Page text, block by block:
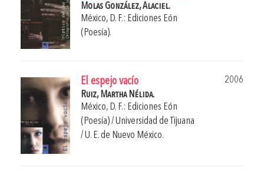
Molas González, Alaciel.
México, D. F.: Ediciones Eón
(Poesía).
El espejo vacío
2006
Ruiz, Martha Nélida.
México, D. F.: Ediciones Eón
(Poesía) / Universidad de Tijuana
/ U. E. de Nuevo México.